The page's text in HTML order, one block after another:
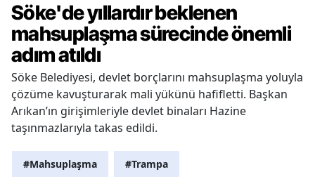
Söke'de yıllardır beklenen
mahsuplaşma sürecinde önemli
adım atıldı
Söke Belediyesi, devlet borçlarını mahsuplaşma yoluyla
çözüme kavuşturarak mali yükünü hafifletti. Başkan
Arıkan’ın girişimleriyle devlet binaları Hazine
taşınmazlarıyla takas edildi.
#Mahsuplaşma #Trampa